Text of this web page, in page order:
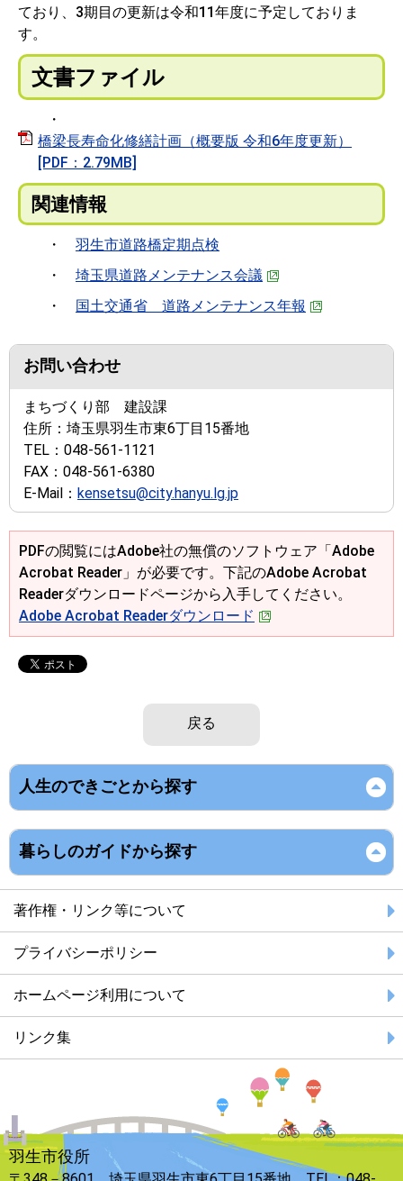
ており、3期目の更新は令和11年度に予定しておりま
す。
文書ファイル
・
橋梁長寿命化修繕計画（概要版 令和6年度更新）
[PDF：2.79MB]
関連情報
・ 羽生市道路橋定期点検
・ 埼玉県道路メンテナンス会議
・ 国土交通省 道路メンテナンス年報
お問い合わせ
まちづくり部 建設課
住所： 埼玉県羽生市東6丁目15番地
TEL： 048-561-1121
FAX： 048-561-6380
E-Mail： kensetsu@city.hanyu.lg.jp
PDFの閲覧にはAdobe社の無償のソフトウェア「Adobe
Acrobat Reader」が必要です。下記のAdobe Acrobat
Readerダウンロードページから入手してください。
Adobe Acrobat Readerダウンロード
戻る
人生のできごとから探す
暮らしのガイドから探す
著作権・リンク等について
プライバシーポリシー
ホームページ利用について
リンク集
羽生市役所